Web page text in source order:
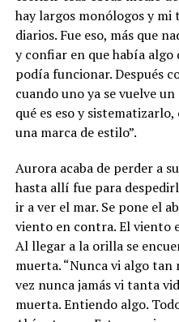
hay largos monólogos y mi
diarios. Fue eso, más que
y confiar en que había
podía funcionar. Después
cuando uno ya se vuelve
qué es eso y
una marca de estilo”.
Aurora acaba de perder a
hasta allí fue para
ir a ver el mar. Se pone el
viento en contra. El viento
Al llegar a la orilla se
muerta. “Nunca vi algo tan
vez nunca jamás vi tanta
muerta. Entiendo algo.